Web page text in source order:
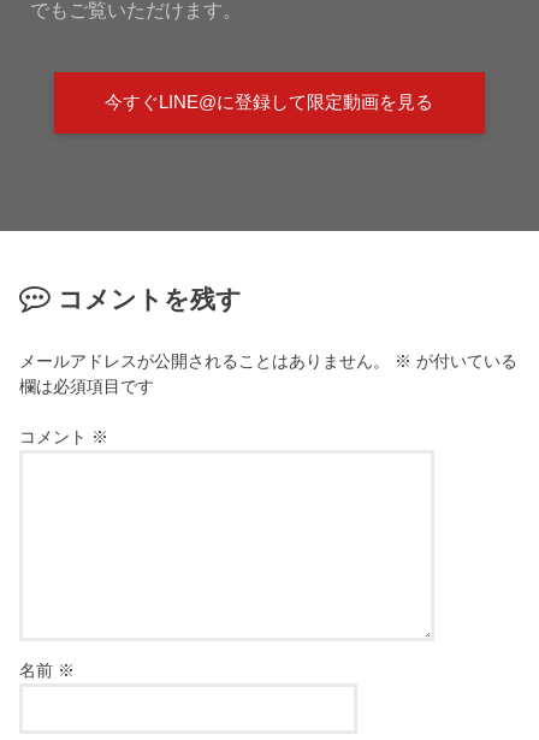
でもご覧いただけます。
今すぐLINE@に登録して限定動画を見る
コメントを残す
メールアドレスが公開されることはありません。 ※ が付いている
欄は必須項目です
コメント ※
名前 ※